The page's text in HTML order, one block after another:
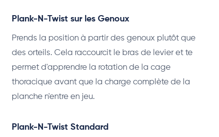
Plank-N-Twist sur les Genoux
Prends la position à partir des genoux plutôt que
des orteils. Cela raccourcit le bras de levier et te
permet d'apprendre la rotation de la cage
thoracique avant que la charge complète de la
planche n'entre en jeu.
Plank-N-Twist Standard